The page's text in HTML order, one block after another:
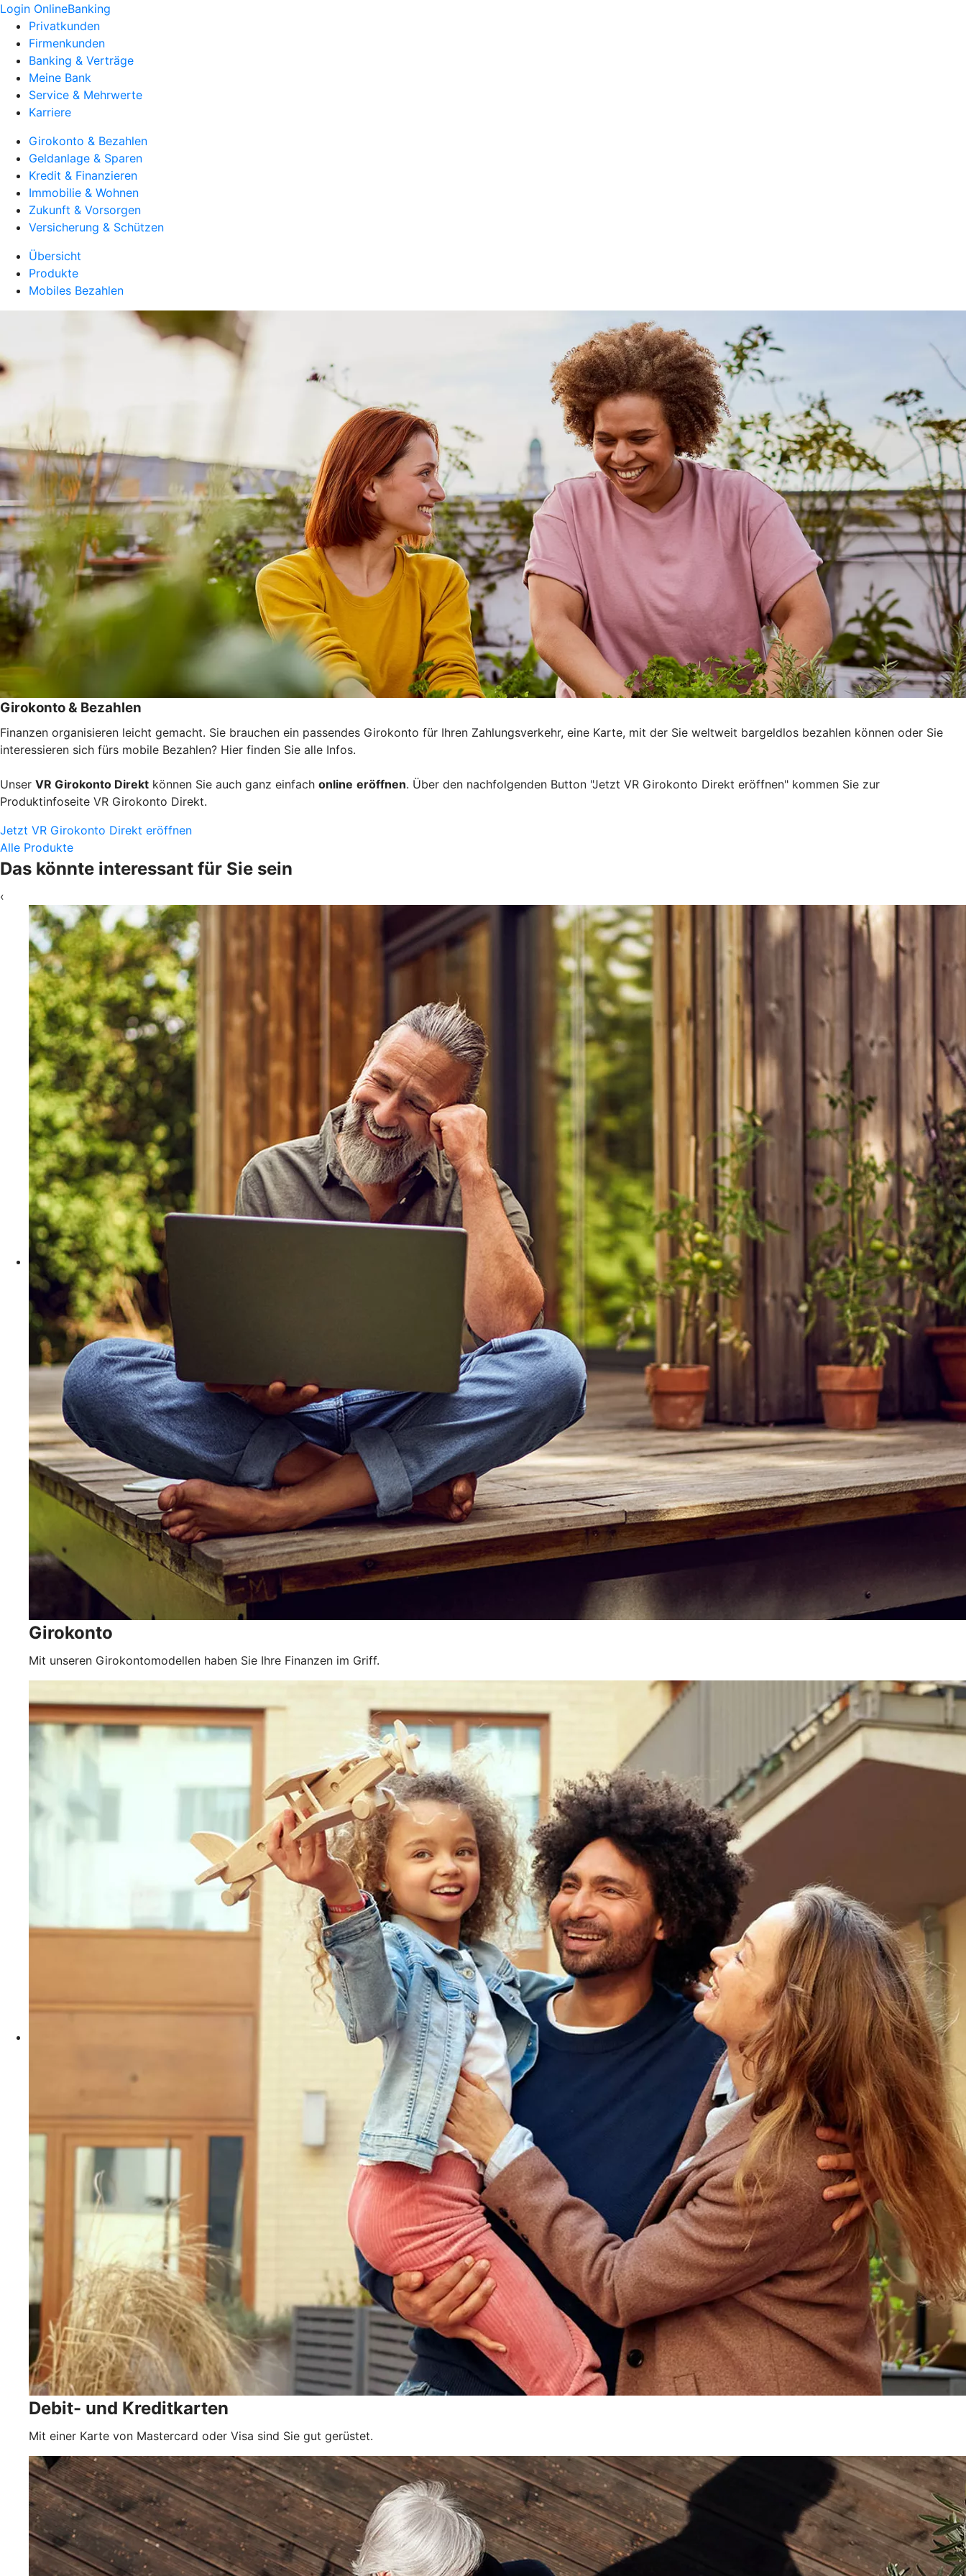
Login OnlineBanking
Privatkunden
Firmenkunden
Banking & Verträge
Meine Bank
Service & Mehrwerte
Karriere
Girokonto & Bezahlen
Geldanlage & Sparen
Kredit & Finanzieren
Immobilie & Wohnen
Zukunft & Vorsorgen
Versicherung & Schützen
Übersicht
Produkte
Mobiles Bezahlen
Girokonto & Bezahlen
Finanzen organisieren leicht gemacht. Sie brauchen ein passendes Girokonto für Ihren Zahlungsverkehr, eine Karte, mit der Sie weltweit bargeldlos bezahlen können oder Sie
interessieren sich fürs mobile Bezahlen? Hier finden Sie alle Infos.
Unser VR Girokonto Direkt können Sie auch ganz einfach online eröffnen. Über den nachfolgenden Button "Jetzt VR Girokonto Direkt eröffnen" kommen Sie zur
Produktinfoseite VR Girokonto Direkt.
Jetzt VR Girokonto Direkt eröffnen
Alle Produkte
Das könnte interessant für Sie sein
‹
Girokonto
Mit unseren Girokontomodellen haben Sie Ihre Finanzen im Griff.
Debit- und Kreditkarten
Mit einer Karte von Mastercard oder Visa sind Sie gut gerüstet.